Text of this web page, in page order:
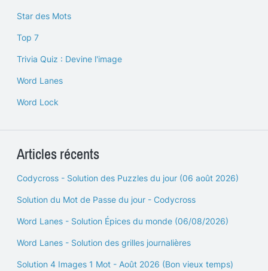
Star des Mots
Top 7
Trivia Quiz : Devine l'image
Word Lanes
Word Lock
Articles récents
Codycross - Solution des Puzzles du jour (06 août 2026)
Solution du Mot de Passe du jour - Codycross
Word Lanes - Solution Épices du monde (06/08/2026)
Word Lanes - Solution des grilles journalières
Solution 4 Images 1 Mot - Août 2026 (Bon vieux temps)